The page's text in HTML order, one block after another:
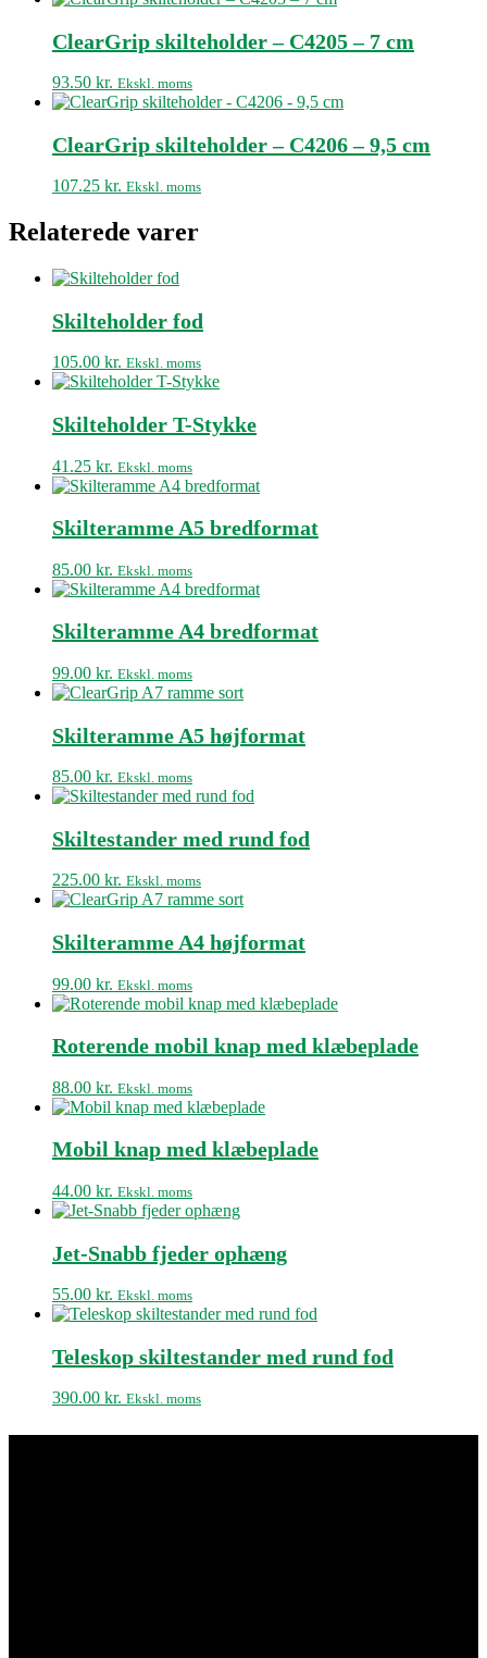
ClearGrip skilteholder – C4205 – 7 cm
93.50 kr. Ekskl. moms
ClearGrip skilteholder – C4206 – 9,5 cm
107.25 kr. Ekskl. moms
Relaterede varer
Skilteholder fod
105.00 kr. Ekskl. moms
Skilteholder T-Stykke
41.25 kr. Ekskl. moms
Skilteramme A5 bredformat
85.00 kr. Ekskl. moms
Skilteramme A4 bredformat
99.00 kr. Ekskl. moms
Skilteramme A5 højformat
85.00 kr. Ekskl. moms
Skiltestander med rund fod
225.00 kr. Ekskl. moms
Skilteramme A4 højformat
99.00 kr. Ekskl. moms
Roterende mobil knap med klæbeplade
88.00 kr. Ekskl. moms
Mobil knap med klæbeplade
44.00 kr. Ekskl. moms
Jet-Snabb fjeder ophæng
55.00 kr. Ekskl. moms
Teleskop skiltestander med rund fod
390.00 kr. Ekskl. moms